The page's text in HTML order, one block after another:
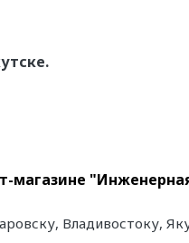
магазине
Владивостоку,